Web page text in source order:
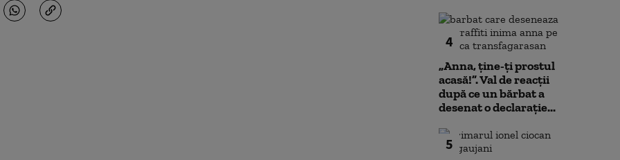
4
„Anna, ţine-ţi prostul
acasă!”. Val de reacții
după ce un bărbat a
desenat o declarație...
5